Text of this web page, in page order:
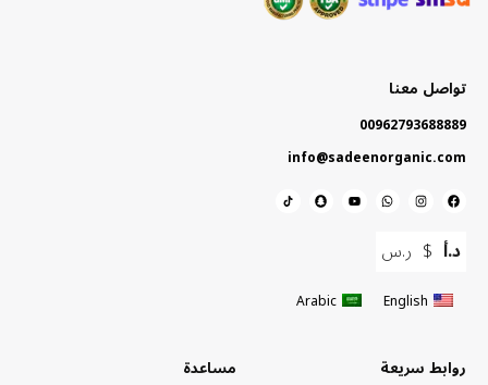
تواصل معنا
00962793688889
info@sadeenorganic.com
د.أ $ ر.س
English
Arabic
روابط سريعة مساعدة